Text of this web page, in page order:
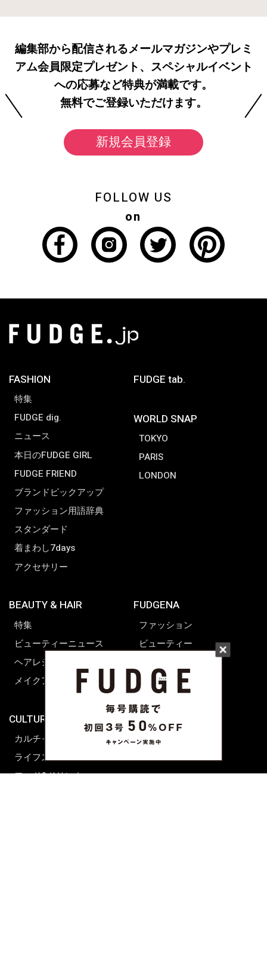
編集部から配信されるメールマガジンやプレミ
アム会員限定プレゼント、スペシャルイベント
への応募など特典が満載です。
無料でご登録いただけます。
新規会員登録
FOLLOW US
on
FASHION
特集
FUDGE dig.
ニュース
本日のFUDGE GIRL
FUDGE FRIEND
ブランドピックアップ
ファッション用語辞典
スタンダード
着まわし7days
アクセサリー
FUDGE tab.
WORLD SNAP
TOKYO
PARIS
LONDON
BEAUTY & HAIR
特集
ビューティーニュース
ヘアレシピ ストーリーズ
メイクアップティップス
CULTURE & LIFE
カルチャー
ライフスタイル
フード&ドリンク
FUDGENA
ファッション
ビューティー
ライフスタイル